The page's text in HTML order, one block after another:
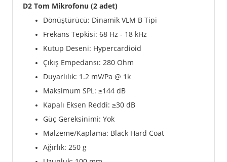
D2 Tom Mikrofonu (2 adet)
Dönüştürücü: Dinamik VLM B Tipi
Frekans Tepkisi: 68 Hz - 18 kHz
Kutup Deseni: Hypercardioid
Çıkış Empedansı: 280 Ohm
Duyarlılık: 1.2 mV/Pa @ 1k
Maksimum SPL: ≥144 dB
Kapalı Eksen Reddi: ≥30 dB
Güç Gereksinimi: Yok
Malzeme/Kaplama: Black Hard Coat
Ağırlık: 250 g